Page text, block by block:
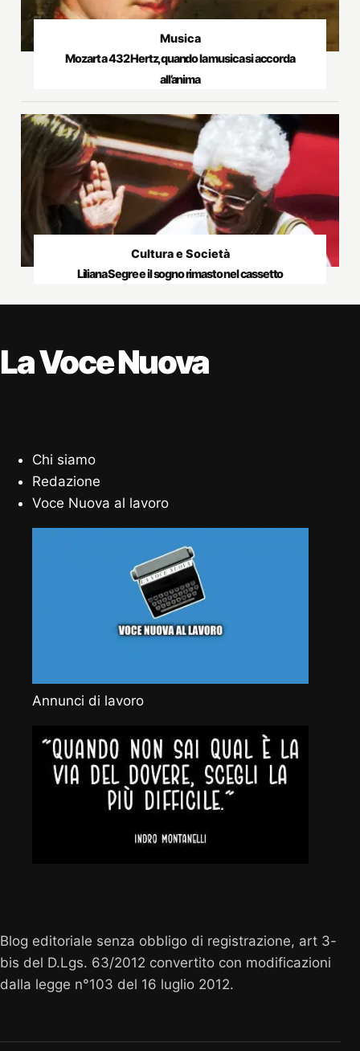
Musica
Mozart a 432 Hertz, quando la musica si accorda
all’anima
Cultura e Società
Liliana Segre e il sogno rimasto nel cassetto
La Voce Nuova
Chi siamo
Redazione
Voce Nuova al lavoro
Annunci di lavoro
Blog editoriale senza obbligo di registrazione, art 3-
bis del D.Lgs. 63/2012 convertito con modificazioni
dalla legge n°103 del 16 luglio 2012.